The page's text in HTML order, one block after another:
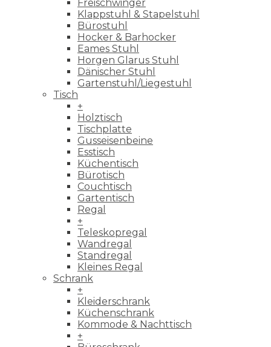
Freischwinger
Klappstuhl & Stapelstuhl
Bürostuhl
Hocker & Barhocker
Eames Stuhl
Horgen Glarus Stuhl
Dänischer Stuhl
Gartenstuhl/Liegestuhl
Tisch
+
Holztisch
Tischplatte
Gusseisenbeine
Esstisch
Küchentisch
Bürotisch
Couchtisch
Gartentisch
Regal
+
Teleskopregal
Wandregal
Standregal
Kleines Regal
Schrank
+
Kleiderschrank
Küchenschrank
Kommode & Nachttisch
+